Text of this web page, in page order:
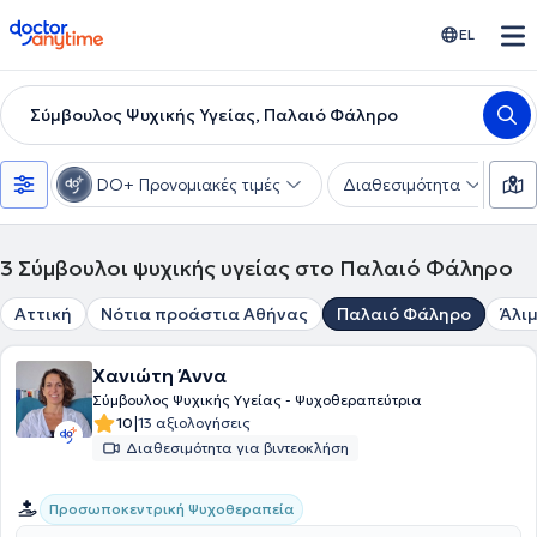
doctoranytime EL
Σύμβουλος Ψυχικής Υγείας, Παλαιό Φάληρο
DO+ Προνομιακές τιμές Διαθεσιμότητα
3 Σύμβουλοι ψυχικής υγείας στο Παλαιό Φάληρο
Αττική Νότια προάστια Αθήνας Παλαιό Φάληρο
Χανιώτη Άννα
Σύμβουλος Ψυχικής Υγείας - Ψυχοθεραπεύτρια
10|13 αξιολογήσεις
Διαθεσιμότητα για βιντεοκλήση
Προσωποκεντρική Ψυχοθεραπεία